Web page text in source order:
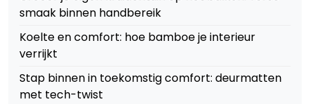
smaak binnen handbereik
Koelte en comfort: hoe bamboe je interieur
verrijkt
Stap binnen in toekomstig comfort: deurmatten
met tech-twist